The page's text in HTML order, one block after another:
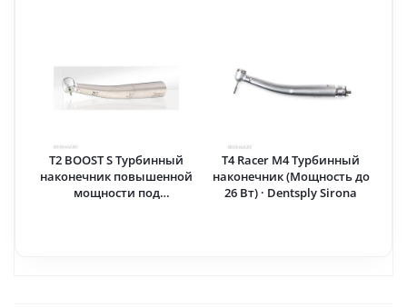
T2 BOOST S Турбинный
наконечник повышенной
мощности под
T4 Racer M4 Турбинный
наконечник (Мощность до
26 Вт) · Dentsply Sirona